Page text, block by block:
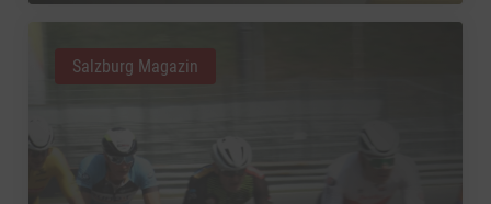
Salzburg Magazin